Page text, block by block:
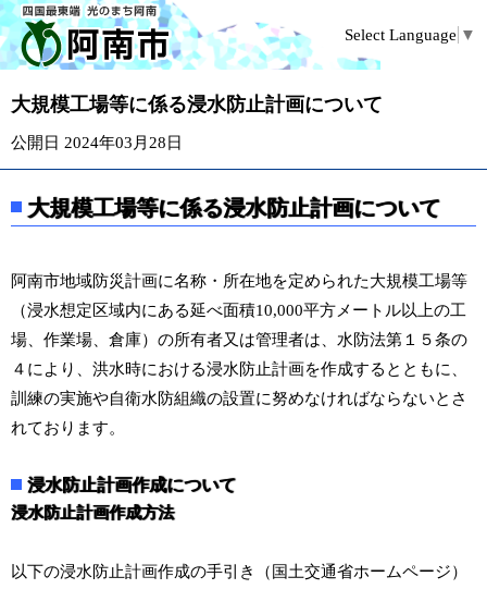
Select Language ▼
大規模工場等に係る浸水防止計画について
公開日 2024年03月28日
大規模工場等に係る浸水防止計画について
阿南市地域防災計画に名称・所在地を定められた大規模工場等
（浸水想定区域内にある延べ面積10,000平方メートル以上の工
場、作業場、倉庫）の所有者又は管理者は、水防法第１５条の
４により、洪水時における浸水防止計画を作成するとともに、
訓練の実施や自衛水防組織の設置に努めなければならないとさ
れております。
浸水防止計画作成について
浸水防止計画作成方法
以下の浸水防止計画作成の手引き（国土交通省ホームページ）